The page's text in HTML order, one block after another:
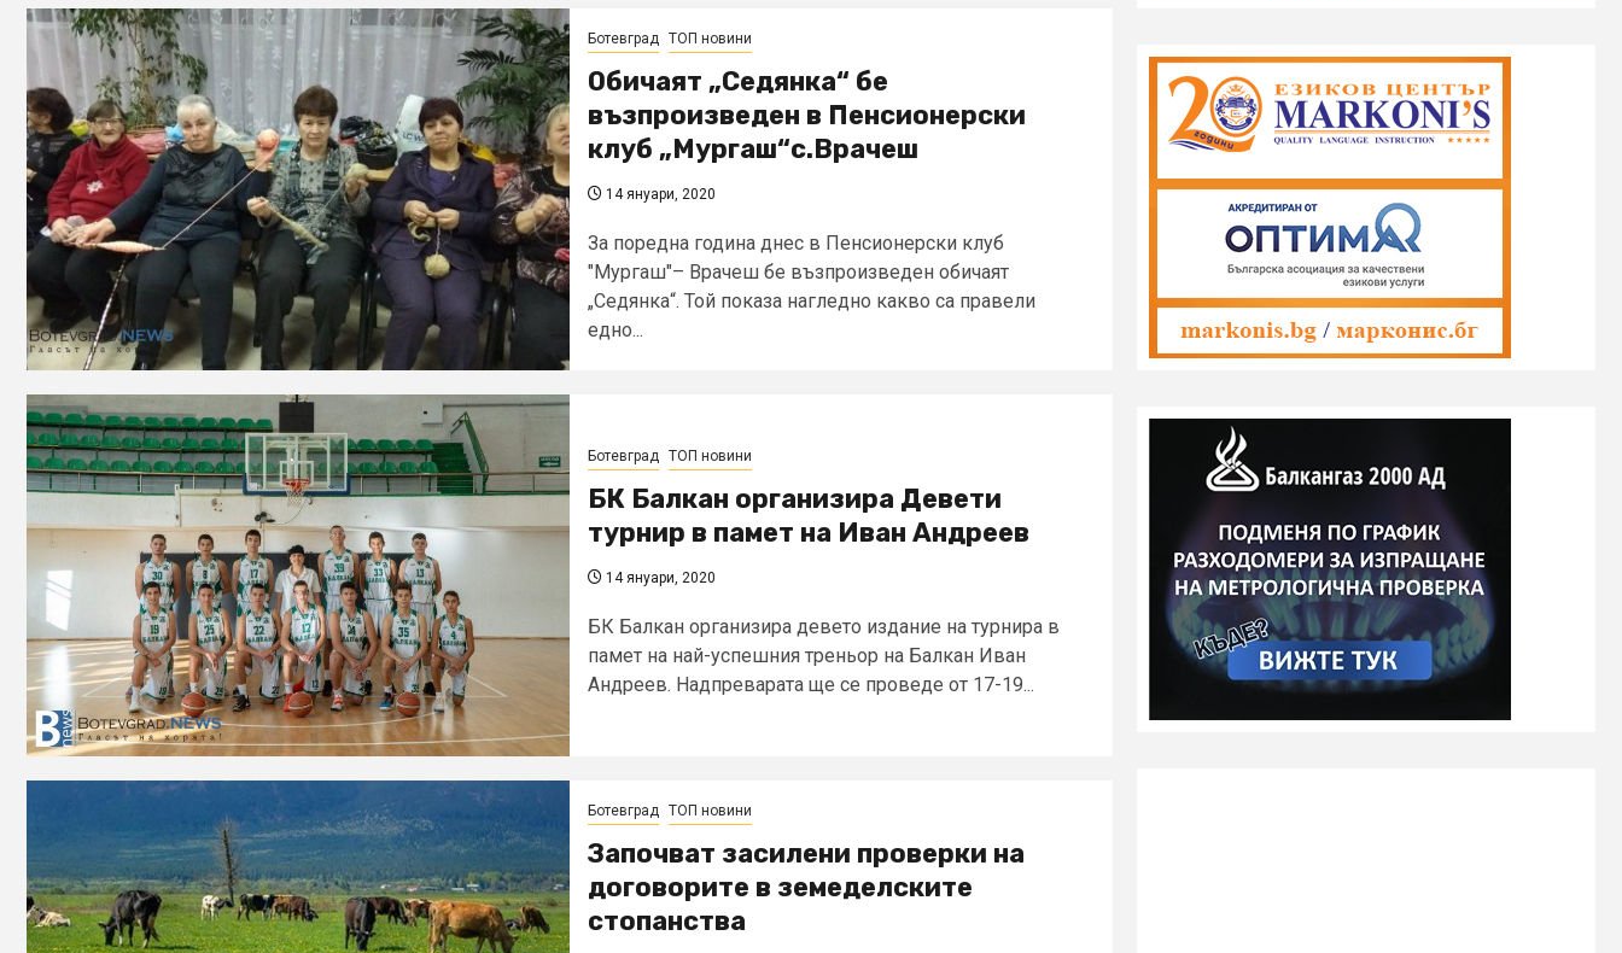
Ботевград ТОП новини
Обичаят „Седянка“ бе
възпроизведен в Пенсионерски
клуб „Мургаш“с.Врачеш
14 януари, 2020
За поредна година днес в Пенсионерски клуб
"Мургаш"– Врачеш бе възпроизведен обичаят
„Седянка“. Той показа нагледно какво са правели
едно...
Ботевград ТОП новини
БК Балкан организира Девети
турнир в памет на Иван Андреев
14 януари, 2020
БК Балкан организира девето издание на турнирa в
памет на най-успешния треньор на Балкан Иван
Андреев. Надпреварата ще се проведе от 17-19...
Ботевград ТОП новини
Започват засилени проверки на
договорите в земеделските
стопанства